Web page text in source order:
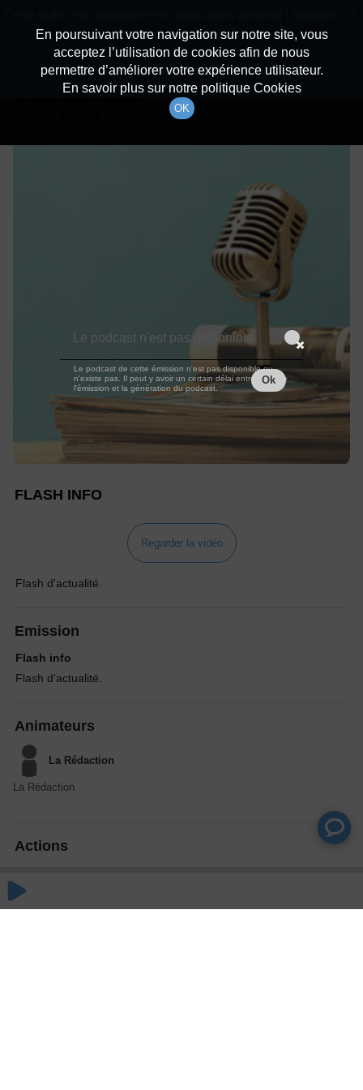
Détails De L'épisode
à 19h59
FLASH INFO
Regarder la vidéo
Flash d'actualité.
Emission
Flash info
Flash d'actualité.
Animateurs
La Rédaction
La Rédaction
Actions
En poursuivant votre navigation sur notre site, vous
acceptez l’utilisation de cookies afin de nous
permettre d’améliorer votre expérience utilisateur.
En savoir plus sur notre politique Cookies
OK
dessous pour l'installer.
Non merci Télécharger l'application
Le podcast n'est pas disponible
Le podcast de cette émission n'est pas disponible ou
n'existe pas. Il peut y avoir un certain délai entre la fin de
l'émission et la génération du podcast.
Ok